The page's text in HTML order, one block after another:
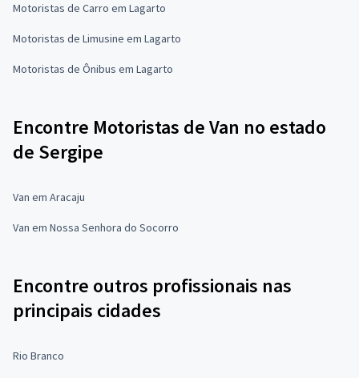
Motoristas de Carro em Lagarto
Motoristas de Limusine em Lagarto
Motoristas de Ônibus em Lagarto
Encontre Motoristas de Van no estado
de Sergipe
Van em Aracaju
Van em Nossa Senhora do Socorro
Encontre outros profissionais nas
principais cidades
Rio Branco